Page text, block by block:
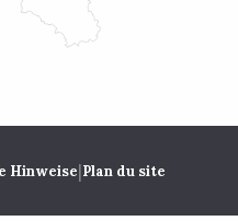
Hinweise|Plan du site